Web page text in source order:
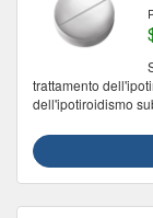
trattamento
dell'ipotiroidismo